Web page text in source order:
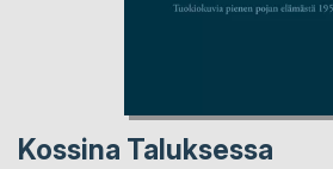
Kossina Taluksessa